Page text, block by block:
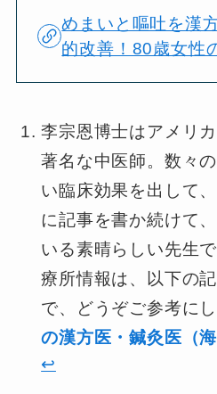
めまいと嘔吐を漢
的改善！80歳女性
李宗恩博士はアメリ
著名な中医師。数々
い臨床効果を出して
に記事を書か続けて
いる素晴らしい先生
療所情報は、以下の
で、どうぞご参考にし
の漢方医・鍼灸医（海
↩︎